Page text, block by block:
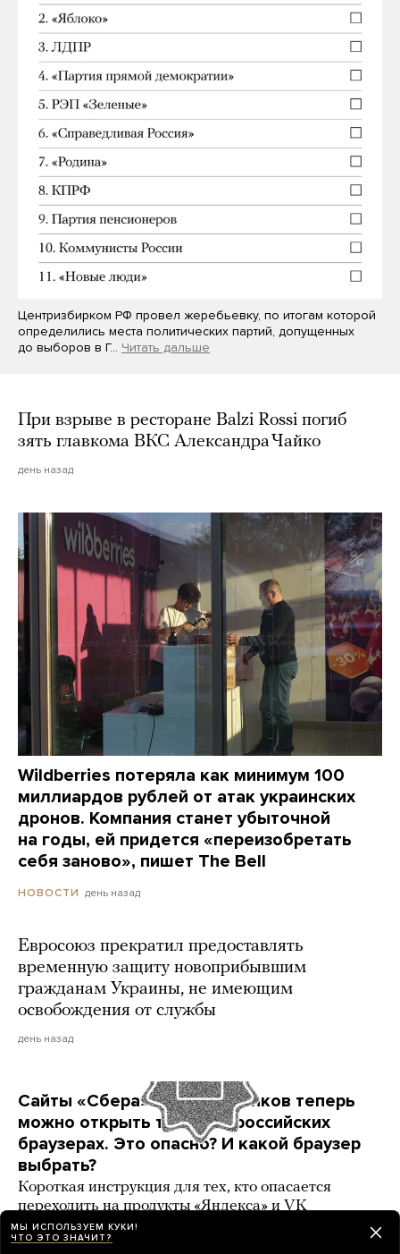
Центризбирком РФ провел жеребьевку, по итогам которой
определились места политических партий, допущенных
до выборов в Г… Читать дальше
При взрыве в ресторане Balzi Rossi погиб
зять главкома ВКС Александра Чайко
день назад
Wildberries потеряла как минимум 100
миллиардов рублей от атак украинских
дронов. Компания станет убыточной
на годы, ей придется «переизобретать
себя заново», пишет The Bell
НОВОСТИ день назад
Евросоюз прекратил предоставлять
временную защиту новоприбывшим
гражданам Украины, не имеющим
освобождения от службы
день назад
Сайты «Сбера» и других банков теперь
можно открыть только в российских
браузерах. Это опасно? И какой браузер
выбрать?
Короткая инструкция для тех, кто опасается
переходить на продукты «Яндекса» и VK
РАЗБОР 3 карточки
МЫ ИСПОЛЬЗУЕМ КУКИ!
ЧТО ЭТО ЗНАЧИТ?